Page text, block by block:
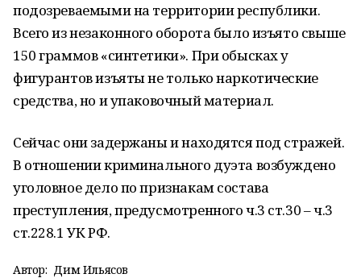
подозреваемыми на территории республики.
Всего из незаконного оборота было изъято свыше
150 граммов «синтетики». При обысках у
фигурантов изъяты не только наркотические
средства, но и упаковочный материал.
Сейчас они задержаны и находятся под стражей.
В отношении криминального дуэта возбуждено
уголовное дело по признакам состава
преступления, предусмотренного ч.3 ст.30 – ч.3
ст.228.1 УК РФ.
Автор: Дим Ильясов